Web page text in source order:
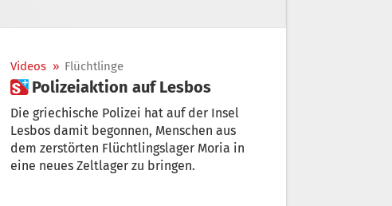
Videos » Flüchtlinge
 Polizeiaktion auf Lesbos
Die griechische Polizei hat auf der Insel
Lesbos damit begonnen, Menschen aus
dem zerstörten Flüchtlingslager Moria in
eine neues Zeltlager zu bringen.